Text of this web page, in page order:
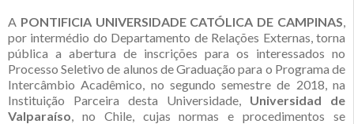
A PONTIFICIA UNIVERSIDADE CATÓLICA DE CAMPINAS
por intermédio do Departamento de Relações Externas, torna
pública a abertura de inscrições para os interessados no
Processo Seletivo de alunos de Graduação para o Programa de
Intercâmbio Acadêmico, no segundo semestre de 2018, na
Instituição Parceira desta Universidade, Universidad de
Valparaíso , no Chile, cujas normas e procedimentos se